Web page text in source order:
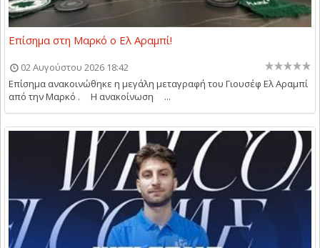
Επίσημα στη Μαρκό ο Ελ Αραμπί!
02 Αυγούστου 2026 18:42
Επίσημα ανακοινώθηκε η μεγάλη μεταγραφή του Γιουσέφ Ελ Αραμπί
από την Μαρκό . Η ανακοίνωση ...